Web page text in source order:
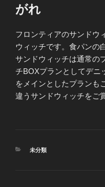
がれ
フロンティアのサンドウ
ウィッチです。食パンの
サンドウィッチは通常の
チBOXプランとしてデニ
をメインとしたプランも
違うサンドウィッチをご
カ
未分類